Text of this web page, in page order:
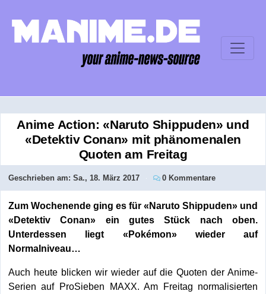
Anime Action: «Naruto Shippuden» und
«Detektiv Conan» mit phänomenalen
Quoten am Freitag
Geschrieben am: Sa., 18. März 2017 0 Kommentare
Zum Wochenende ging es für «Naruto Shippuden» und
«Detektiv Conan» ein gutes Stück nach oben.
Unterdessen liegt «Pokémon» wieder auf
Normalniveau…
Auch heute blicken wir wieder auf die Quoten der Anime-
Serien auf ProSieben MAXX. Am Freitag normalisierten